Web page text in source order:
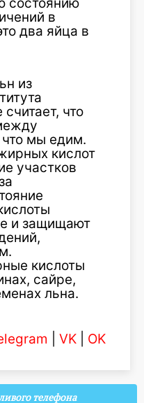
в
два яйца в
из
что
мы едим.
кислот
участков
и защищают
кислоты
сайре,
льна.
VK OK
телефона